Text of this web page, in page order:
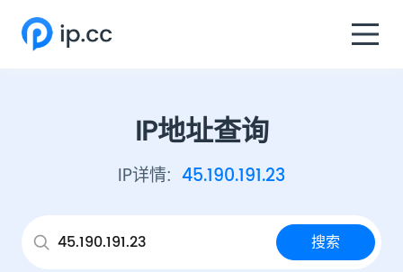
IP地址查询
IP详情: 45.190.191.23
搜索